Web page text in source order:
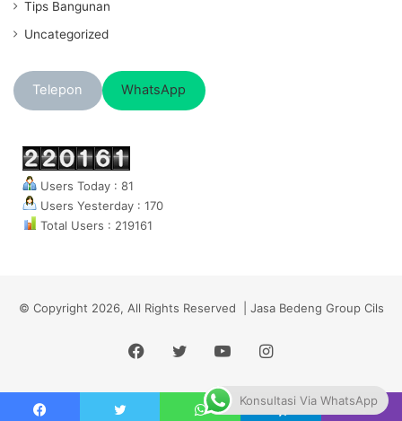
Tips Bangunan
Uncategorized
Telepon WhatsApp
Users Today : 81
Users Yesterday : 170
Total Users : 219161
© Copyright 2026, All Rights Reserved | Jasa Bedeng Group Cils
Facebook
TwitterYouTubeInstagram
Konsultasi Via WhatsApp